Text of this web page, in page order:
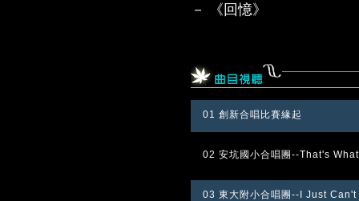
－ 《回憶》
01 創新合唱比賽緣起
02 安坑國小合唱團--That's
03 東大附小合唱團--I Just